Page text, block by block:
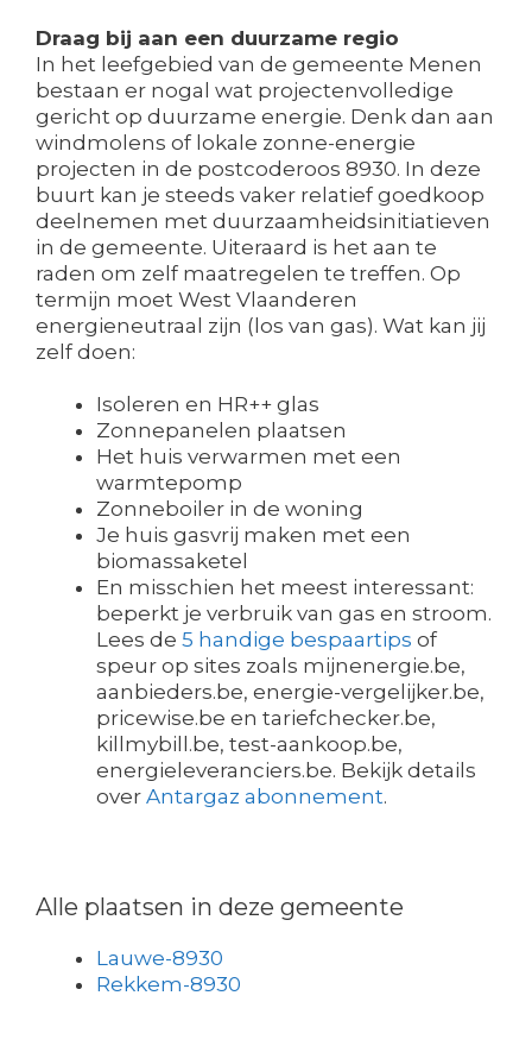
Draag bij aan een duurzame regio
In het leefgebied van de gemeente Menen
bestaan er nogal wat projectenvolledige
gericht op duurzame energie. Denk dan aan
windmolens of lokale zonne-energie
projecten in de postcoderoos 8930. In deze
buurt kan je steeds vaker relatief goedkoop
deelnemen met duurzaamheidsinitiatieven
in de gemeente. Uiteraard is het aan te
raden om zelf maatregelen te treffen. Op
termijn moet West Vlaanderen
energieneutraal zijn (los van gas). Wat kan jij
zelf doen:
Isoleren en HR++ glas
Zonnepanelen plaatsen
Het huis verwarmen met een
warmtepomp
Zonneboiler in de woning
Je huis gasvrij maken met een
biomassaketel
En misschien het meest interessant:
beperkt je verbruik van gas en stroom.
Lees de 5 handige bespaartips of
speur op sites zoals mijnenergie.be,
aanbieders.be, energie-vergelijker.be,
pricewise.be en tariefchecker.be,
killmybill.be, test-aankoop.be,
energieleveranciers.be. Bekijk details
over Antargaz abonnement.
Alle plaatsen in deze gemeente
Lauwe-8930
Rekkem-8930